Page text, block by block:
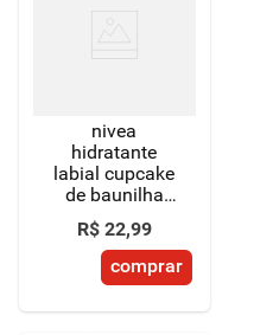
nivea
hidratante
labial cupcake
de baunilha
ed. limitada
bela disney®
princesa 4,8g
R$ 22,99
comprar